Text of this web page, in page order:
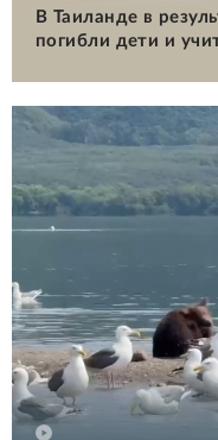
В Таиланде в
погибли дети и